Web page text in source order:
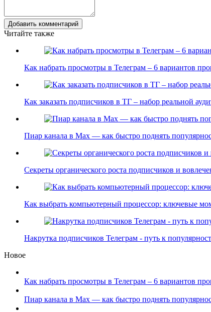
Добавить комментарий
Читайте также
Как набрать просмотры в Телеграм – 6 вариантов
Как заказать подписчиков в ТГ – набор реальной
Пиар канала в Max — как быстро поднять
Секреты органического роста подписчиков и
Как выбрать компьютерный процессор: ключевые
Накрутка подписчиков Телеграм - путь к
Новое
Как набрать просмотры в Телеграм – 6 вариантов
Пиар канала в Max — как быстро поднять